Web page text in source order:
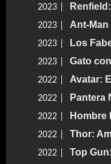
2023 |
2023 | Ant-Man
2023 | Los
2023 | Gato
2022 | Avatar:
2022 | Pantera
2022 | Hombre
2022 | Thor:
2022 | Top